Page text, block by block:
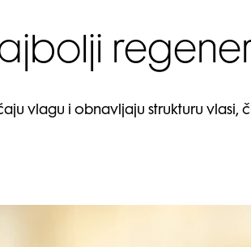
vlagu i obnavljaju strukturu vlasi,